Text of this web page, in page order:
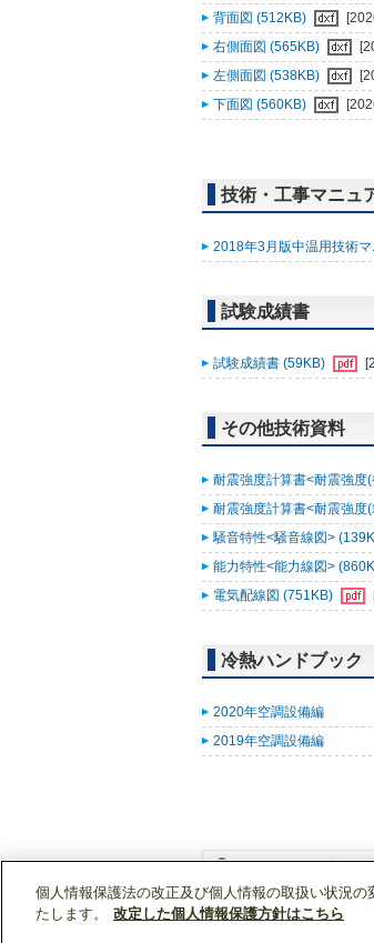
背面図 (512KB)
右側面図 (565KB)
左側面図 (538KB)
下面図 (560KB)
技術・工事マニュ
2018年3月版中温用技術
試験成績書
試験成績書 (59KB)
その他技術資料
耐震強度計算書<耐震強度
耐震強度計算書<耐震強度
騒音特性<騒音線図>
能力特性<能力線図>
電気配線図 (751KB)
冷熱ハンドブック
2020年空調設備編
2019年空調設備編
WIN2Kトップ 製品情報
個人情報保護法の改正及び個人情報の取扱い状況
たします。
改定した個人情報保護方針はこちら